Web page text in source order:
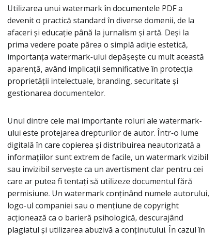
Utilizarea unui watermark în documentele PDF a
devenit o practică standard în diverse domenii, de la
afaceri și educație până la jurnalism și artă. Deși la
prima vedere poate părea o simplă adiție estetică,
importanța watermark-ului depășește cu mult această
aparență, având implicații semnificative în protecția
proprietății intelectuale, branding, securitate și
gestionarea documentelor.
Unul dintre cele mai importante roluri ale watermark-
ului este protejarea drepturilor de autor. Într-o lume
digitală în care copierea și distribuirea neautorizată a
informațiilor sunt extrem de facile, un watermark vizibil
sau invizibil servește ca un avertisment clar pentru cei
care ar putea fi tentați să utilizeze documentul fără
permisiune. Un watermark conținând numele autorului,
logo-ul companiei sau o mențiune de copyright
acționează ca o barieră psihologică, descurajând
plagiatul și utilizarea abuzivă a conținutului. În cazul în